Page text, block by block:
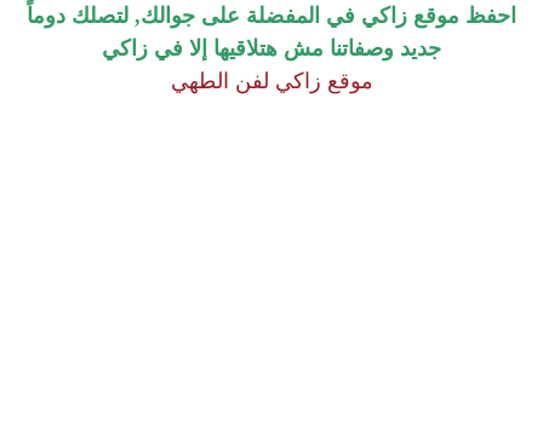
احفظ موقع زاكي في المفضلة على جوالك, لتصلك دوماً
جديد وصفاتنا مش هتلاقيها إلا في زاكي
موقع زاكي لفن الطهي